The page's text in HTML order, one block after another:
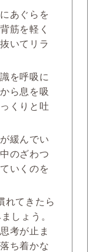
あぐらを
筋を軽く
いてリラ
を呼吸に
ら息を吸
くりと吐
緩んでい
のざわつ
いくのを
れてきたら
しょう。
考が止ま
ち着かな